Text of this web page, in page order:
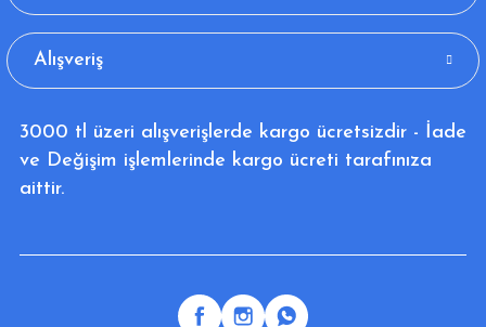
Alışveriş
3000 tl üzeri alışverişlerde kargo ücretsizdir - İade
ve Değişim işlemlerinde kargo ücreti tarafınıza
aittir.